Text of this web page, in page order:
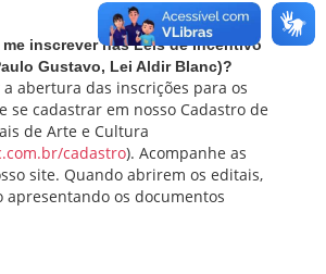
inscrever nas Leis de Incentivo
Gustavo, Lei Aldir Blanc)?
abertura das inscrições para os
se cadastrar em nosso Cadastro de
de Arte e Cultura
cadastro). Acompanhe as
site. Quando abrirem os editais,
apresentando os documentos